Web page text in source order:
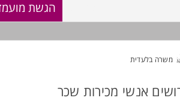
כאחד. המשרה מיועדת לנשים ולגברים כאחד.
הגשת
משרה בלעדית
אנשי מכירות שכר